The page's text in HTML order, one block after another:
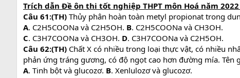
Trích dẫn Đề ôn thi tốt nghiệp THPT môn Hoá năm
Câu 61:(TH) Thủy phân hoàn toàn metyl propionat trong
A. C2H5COONa và C2H5OH. B. C2H5COONa và CH3OH.
C. C3H7COONa và CH3OH. D. C3H7COONa và C2H5OH.
Câu 62:(TH) Chất X có nhiều trong loại thực vật, có nhiều
phản ứng tráng gương, có độ ngọt cao hơn đường mía. Tên
A. Tinh bột và glucozơ. B. Xenlulozơ và glucozơ.